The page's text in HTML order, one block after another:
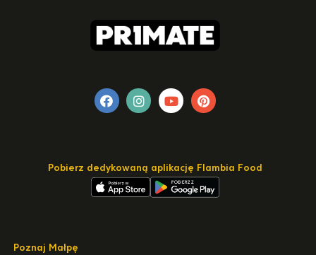
Pobierz dedykowaną aplikację Flambia Food
Poznaj Małpę